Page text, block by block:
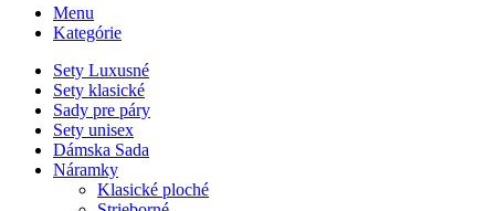
Menu
Kategórie
Sety Luxusné
Sety klasické
Sady pre páry
Sety unisex
Dámska Sada
Náramky
Klasické ploché